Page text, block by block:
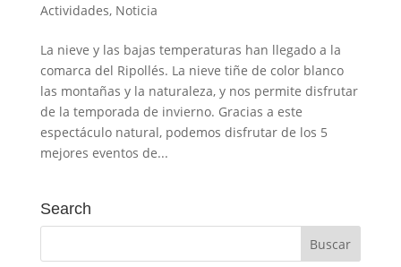
Actividades, Noticia
La nieve y las bajas temperaturas han llegado a la
comarca del Ripollés. La nieve tiñe de color blanco
las montañas y la naturaleza, y nos permite disfrutar
de la temporada de invierno. Gracias a este
espectáculo natural, podemos disfrutar de los 5
mejores eventos de...
Search